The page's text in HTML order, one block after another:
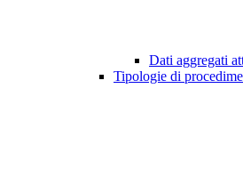
Dati aggregati
Tipologie di